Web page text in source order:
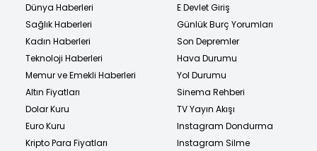
Dünya Haberleri
Sağlık Haberleri
Kadın Haberleri
Teknoloji Haberleri
Memur ve Emekli Haberleri
Altın Fiyatları
Dolar Kuru
Euro Kuru
Kripto Para Fiyatları
E Devlet Giriş
Günlük Burç Yorumları
Son Depremler
Hava Durumu
Yol Durumu
Sinema Rehberi
TV Yayın Akışı
Instagram Dondurma
Instagram Silme